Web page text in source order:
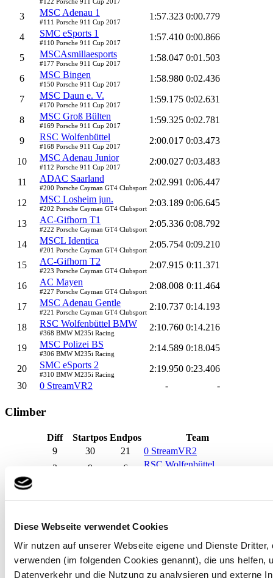
Diese Webseite verwendet Cookies
Wir nutzen auf unserer Webseite eigene und Dienste
verwenden (im folgenden Cookies genannt), die uns helfen,
Datenverkehr und die Nutzung zu analysieren und externe
3
MSC Adenau 1
#111 Porsche 911 Cup 2017
1:57.323 0:00.779
4
SMC eSports 1
#110 Porsche 911 Cup 2017
1:57.410 0:00.866
5
MSCAsmillaesports
#177 Porsche 911 Cup 2017
1:58.047 0:01.503
6
MSC Bingen
#150 Porsche 911 Cup 2017
1:58.980 0:02.436
7
MSC Daun e. V.
#170 Porsche 911 Cup 2017
1:59.175 0:02.631
8
MSC Groß Bülten
#169 Porsche 911 Cup 2017
1:59.325 0:02.781
9
RSC Wolfenbüttel
#168 Porsche 911 Cup 2017
2:00.017 0:03.473
10
MSC Adenau Junior
#112 Porsche 911 Cup 2017
2:00.027 0:03.483
11
ADAC Saarland
#200 Porsche Cayman GT4 Clubsport
2:02.991 0:06.447
12
MSC Losheim jun.
#202 Porsche Cayman GT4 Clubsport
2:03.189 0:06.645
13
AC-Gifhorn T1
#222 Porsche Cayman GT4 Clubsport
2:05.336 0:08.792
14
MSCL Identica
#201 Porsche Cayman GT4 Clubsport
2:05.754 0:09.210
15
AC-Gifhorn T2
#223 Porsche Cayman GT4 Clubsport
2:07.915 0:11.371
16
AC Mayen
#227 Porsche Cayman GT4 Clubsport
2:08.008 0:11.464
17
MSC Adenau Gentle
#221 Porsche Cayman GT4 Clubsport
2:10.737 0:14.193
18
RSC Wolfenbüttel BMW
#368 BMW M235i Racing
2:10.760 0:14.216
19
MSC Polizei BS
#306 BMW M235i Racing
2:14.589 0:18.045
20
SMC eSports 2
#310 BMW M235i Racing
2:19.950 0:23.406
30
0 StreamVR2 - -
Climber
Diff Startpos Endpos
Team
9
30 21
0 StreamVR2
3
9 6 RSC Wolfenbüttel
1 10 9 MSC Adenau Junior
1 11 10 ADAC Saarland
#200 Porsche Cayman GT4 Clubsport
1 19 18 MSC Polizei BS